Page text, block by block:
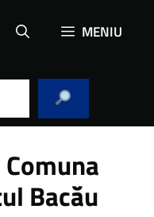
MENIU
Bacău